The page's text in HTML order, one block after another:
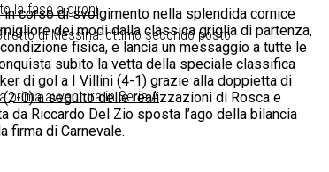
la fase a gironi
di Messina: ottimo secondo posto
prima avventura in Serie A
in corso di svolgimento nella splendida cornice
dei modi dalla classica griglia di partenza,
fisica, e lancia un messaggio a tutte le
subito la vetta della speciale classifica
di gol a I Villini (4-1) grazie alla doppietta di
(2-0) a seguito delle realizzazioni di Rosca e
da Riccardo Del Zio sposta l’ago della bilancia
firma di Carnevale.